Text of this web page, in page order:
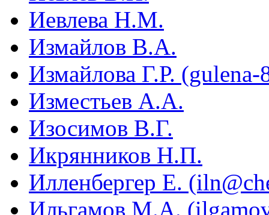
Иевлева Н.М.
Измайлов В.А.
Измайлова Г.Р.
Изместьев А.А.
Изосимов В.Г.
Икрянников Н.П.
Илленбергер Е.
Ильгамов М.А.